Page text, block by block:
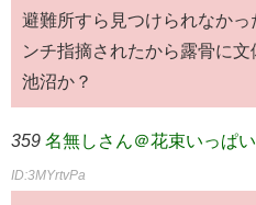
避難所すら見つけられなか
ンチ指摘されたから露骨に文
池沼か？
359 名無しさん＠花束いっぱい
ID:3MYrtvPa